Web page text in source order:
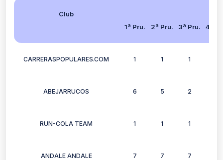
Club
1ª Pru.
2ª Pru. 3ª Pru. 4ª
CARRERASPOPULARES.COM 1 1 1
ABEJARRUCOS 6 5 2
RUN-COLA TEAM 1 1 1
ANDALE ANDALE 7 7 7